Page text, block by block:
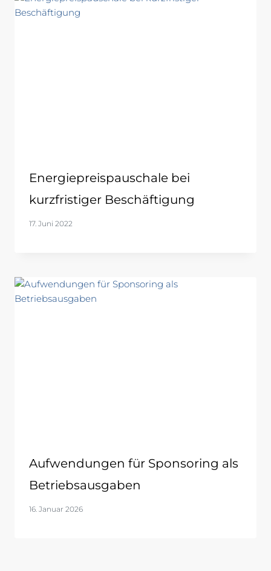
Energiepreispauschale bei
kurzfristiger Beschäftigung
17. Juni 2022
Aufwendungen für Sponsoring als
Betriebsausgaben
16. Januar 2026